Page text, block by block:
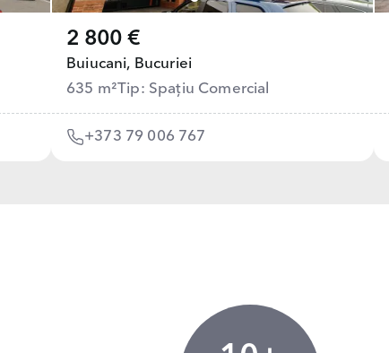
2 800 €
Buiucani, Bucuriei
635 m²Tip: Spațiu Comercial
+373 79 006 767